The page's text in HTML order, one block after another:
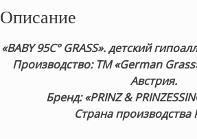
Описание
«BABY 95C° GRASS». детский
Производство: ТМ «German
Австрия.
Бренд: «PRINZ &
Страна производства